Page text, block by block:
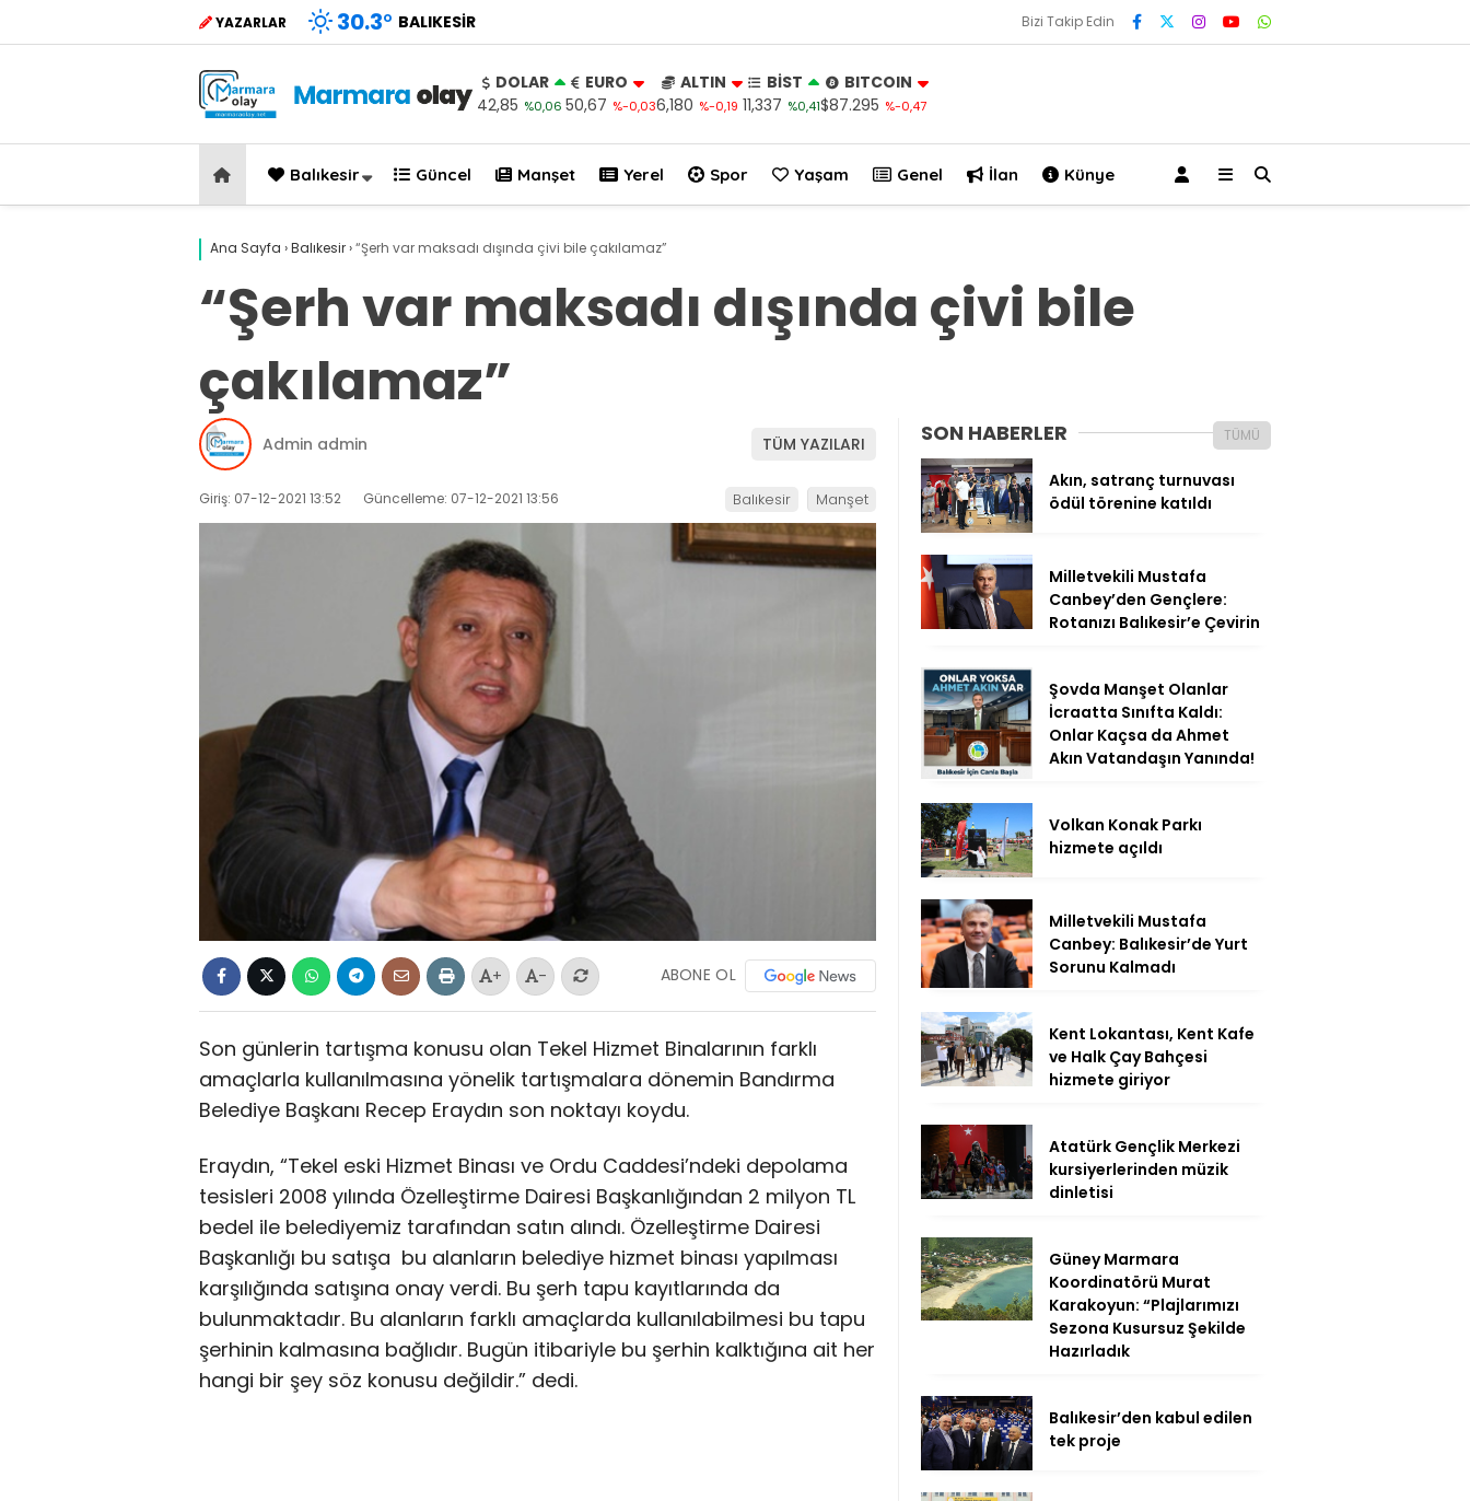
YAZARLAR 30.3° BALIKESIR Bizi Takip Edin
DOLAR
42,85 %0,06
EURO
50,67 %-0,03
ALTIN
6,180 %-0,19
BİST
11,337 %0,41
BITCOIN
$87.295 %-0,47
Balıkesir Güncel Manşet Yerel Spor Yaşam Genel İlan Künye
Ana Sayfa ›Balıkesir›“Şerh var maksadı dışında çivi bile çakılamaz”
“Şerh var maksadı dışında çivi bile
çakılamaz”
Admin admin TÜM YAZILARI
Giriş: 07-12-2021 13:52 Güncelleme: 07-12-2021 13:56 Balıkesir Manşet
+ - ABONE OL
Son günlerin tartışma konusu olan Tekel Hizmet Binalarının farklı
amaçlarla kullanılmasına yönelik tartışmalara dönemin Bandırma
Belediye Başkanı Recep Eraydın son noktayı koydu.
Eraydın, “Tekel eski Hizmet Binası ve Ordu Caddesi’ndeki depolama
tesisleri 2008 yılında Özelleştirme Dairesi Başkanlığından 2 milyon TL
bedel ile belediyemiz tarafından satın alındı. Özelleştirme Dairesi
Başkanlığı bu satışa bu alanların belediye hizmet binası yapılması
karşılığında satışına onay verdi. Bu şerh tapu kayıtlarında da
bulunmaktadır. Bu alanların farklı amaçlarda kullanılabilmesi bu tapu
şerhinin kalmasına bağlıdır. Bugün itibariyle bu şerhin kalktığına ait her
hangi bir şey söz konusu değildir.” dedi.
SON HABERLER TÜMÜ
Akın, satranç turnuvası
ödül törenine katıldı
Milletvekili Mustafa
Canbey’den Gençlere:
Rotanızı Balıkesir’e Çevirin
Şovda Manşet Olanlar
İcraatta Sınıfta Kaldı:
Onlar Kaçsa da Ahmet
Akın Vatandaşın Yanında!
Volkan Konak Parkı
hizmete açıldı
Milletvekili Mustafa
Canbey: Balıkesir’de Yurt
Sorunu Kalmadı
Kent Lokantası, Kent Kafe
ve Halk Çay Bahçesi
hizmete giriyor
Atatürk Gençlik Merkezi
kursiyerlerinden müzik
dinletisi
Güney Marmara
Koordinatörü Murat
Karakoyun: “Plajlarımızı
Sezona Kusursuz Şekilde
Hazırladık
Balıkesir’den kabul edilen
tek proje